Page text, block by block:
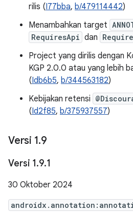
rilis (I77bba, b/479114442)
Menambahkan target
RequiresApi dan
Project yang dirilis dengan
KGP 2.0.0 atau yang lebih
(Idb6b5, b/344563182)
Kebijakan retensi
(Id2f85, b/375937557)
Versi 1.9
Versi 1.9.1
30 Oktober 2024